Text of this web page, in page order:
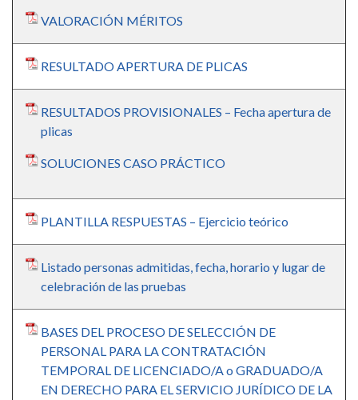
VALORACIÓN MÉRITOS
RESULTADO APERTURA DE PLICAS
RESULTADOS PROVISIONALES – Fecha apertura de
plicas
SOLUCIONES CASO PRÁCTICO
PLANTILLA RESPUESTAS – Ejercicio teórico
Listado personas admitidas, fecha, horario y lugar de
celebración de las pruebas
BASES DEL PROCESO DE SELECCIÓN DE
PERSONAL PARA LA CONTRATACIÓN
TEMPORAL DE LICENCIADO/A o GRADUADO/A
EN DERECHO PARA EL SERVICIO JURÍDICO DE LA